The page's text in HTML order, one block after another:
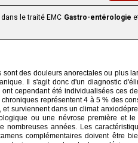
le traité EMC Gastro-entérologie
des douleurs anorectales ou plus
Il s'agit donc d'un diagnostic
cependant été individualisées ces
représentent 4 à 5 % des
surviennent dans un climat
ou une névrose première et
nombreuses années. Les
complémentaires doivent être